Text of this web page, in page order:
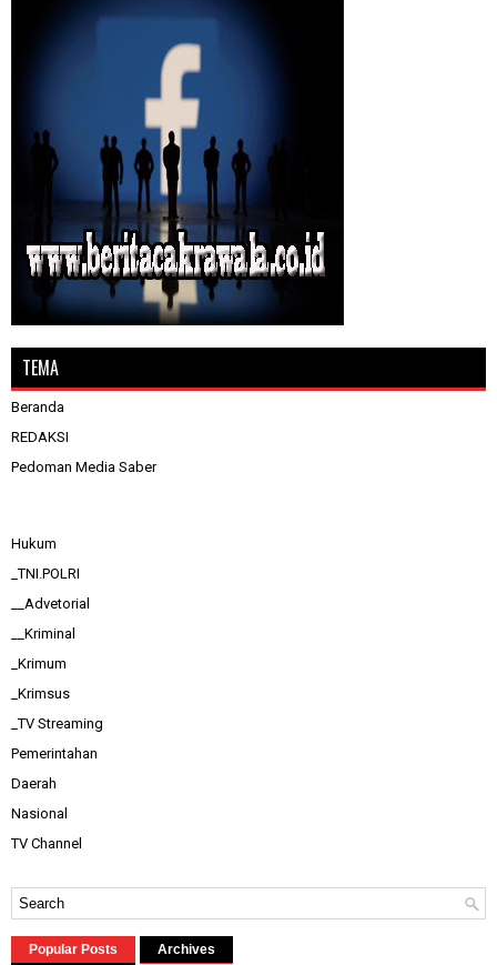
TEMA
Beranda
REDAKSI
Pedoman Media Saber
Hukum
_TNI.POLRI
__Advetorial
__Kriminal
_Krimum
_Krimsus
_TV Streaming
Pemerintahan
Daerah
Nasional
TV Channel
Popular Posts Archives